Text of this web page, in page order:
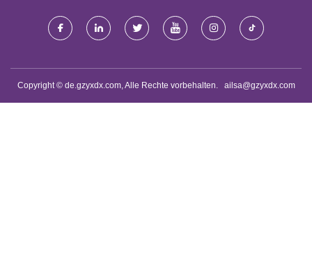
Copyright © de.gzyxdx.com, Alle Rechte vorbehalten. ailsa@gzyxdx.com